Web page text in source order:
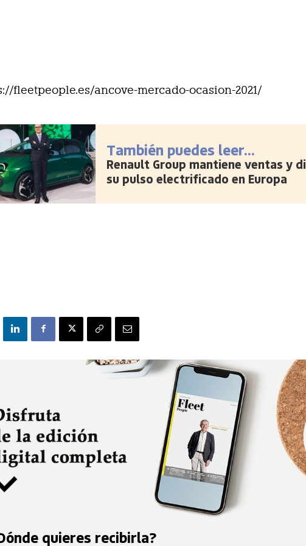
fleetpeople.es/ancove-mercado-ocasion-2021/
También puedes leer...
Renault Group mantiene ventas y
su pulso electrificado en Europa
quieres recibirla?